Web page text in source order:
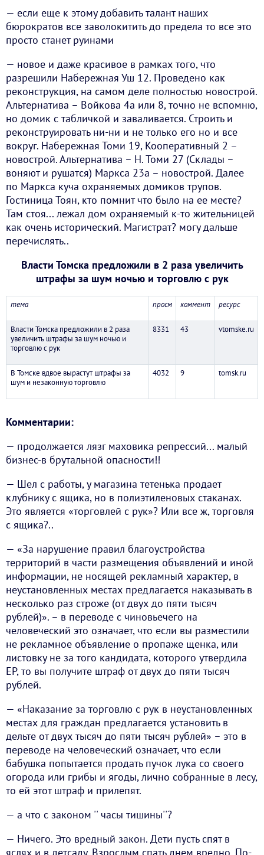
— если еще к этому добавить талант наших
бюрократов все заволокитить до предела то все это
просто станет руинами
— новое и даже красивое в рамках того, что
разрешили Набережная Уш 12. Проведено как
реконструкция, на самом деле полностью новострой.
Альтернатива – Войкова 4а или 8, точно не вспомню,
но домик с табличкой и заваливается. Строить и
реконструировать ни-ни и не только его но и все
вокруг. Набережная Томи 19, Кооперативный 2 –
новострой. Альтернатива – Н. Томи 27 (Склады –
воняют и рушатся) Маркса 23а – новострой. Далее
по Маркса куча охраняемых домиков трупов.
Гостиница Тоян, кто помнит что было на ее месте?
Там стоя... лежал дом охраняемый к-то жительницей
как очень исторический. Магистрат? могу дальше
перечислять..
Власти Томска предложили в 2 раза увеличить
штрафы за шум ночью и торговлю с рук
тема просм коммент ресурс
Власти Томска предложили в 2 раза
увеличить штрафы за шум ночью и
торговлю с рук
8331 43 vtomske.ru
В Томске вдвое вырастут штрафы за
шум и незаконную торговлю
4032 9 tomsk.ru
Комментарии:
— продолжается лязг маховика репрессий... малый
бизнес-в брутальной опасности!!
— Шел с работы, у магазина тетенька продает
клубнику с ящика, но в полиэтиленовых стаканах.
Это является «торговлей с рук»? Или все ж, торговля
с ящика?..
— «За нарушение правил благоустройства
территорий в части размещения объявлений и иной
информации, не носящей рекламный характер, в
неустановленных местах предлагается наказывать в
несколько раз строже (от двух до пяти тысяч
рублей)». – в переводе с чиновьечего на
человеческий это означает, что если вы разместили
не рекламное объявление о пропаже щенка, или
листовку не за того кандидата, которого утвердила
ЕР, то вы получите штраф от двух до пяти тысяч
рублей.
— «Наказание за торговлю с рук в неустановленных
местах для граждан предлагается установить в
дельте от двух тысяч до пяти тысяч рублей» – это в
переводе на человеческий означает, что если
бабушка попытается продать пучок лука со своего
огорода или грибы и ягоды, лично собранные в лесу,
то ей этот штраф и прилепят.
— а что с законом '' часы тишины''?
— Ничего. Это вредный закон. Дети пусть спят в